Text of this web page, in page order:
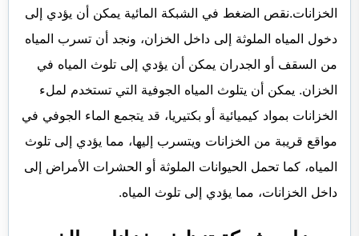
الخزانات.نقص الضغط في الشبكة المائية يمكن أن يؤدي إلى
دخول المياه الملوثة إلى داخل الخزان، ونجد أن تسرب المياه
من السقف أو الجدران يمكن أن يؤدي إلى تلوث المياه في
الخزان. يمكن أن يتلوث المياه الجوفية التي تستخدم لملء
الخزانات بمواد كيميائية أو بكتيريا، قد يتجمع الماء الجوفي في
مواقع قريبة من الخزانات ويتسرب إليها، مما يؤدي إلى تلوث
المياه، كما تحمل الحيوانات الملوثة أو الحشرات الأمراض إلى
داخل الخزانات، مما يؤدي إلى تلوث المياه.